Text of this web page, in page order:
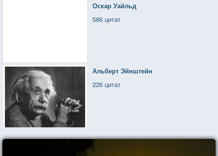
Оскар Уайльд
586 цитат
Альберт Эйнштейн
226 цитат